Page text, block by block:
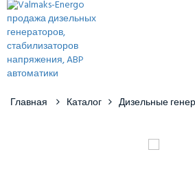
Главная Каталог Дизельные